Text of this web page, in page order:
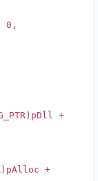
0,
)pDll +
)pAlloc +